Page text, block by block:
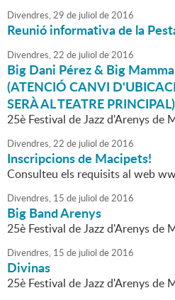
Divendres,29 de juliol de2016
Reunió informativa de la
Divendres,22 de juliol de2016
Big Dani Pérez & Big
(ATENCIÓ CANVI
SERÀ AL TEATRE PRINCIPAL)
25è Festival de Jazz d'Arenys de
Divendres,22 de juliol de2016
Inscripcions de Macipets!
Consulteu els requisits al web
Divendres, 15 de juliol de2016
Big Band Arenys
25è Festival de Jazz d'Arenys de
Divendres, 15 de juliol de2016
Divinas
25è Festival de Jazz d'Arenys de